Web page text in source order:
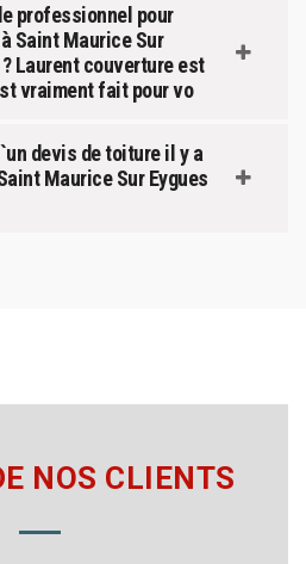
professionnel pour
Saint Maurice Sur
Laurent couverture est
vraiment fait pour vo
devis de toiture il y a
Maurice Sur Eygues
NOS CLIENTS